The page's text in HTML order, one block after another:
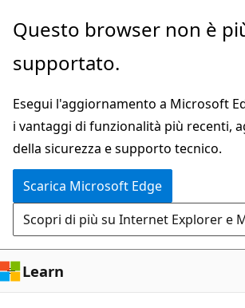
Ignora
passa
contenuto
principale
Questo browser non è
supportato.
Esegui l'aggiornamento a Microsoft
i vantaggi di funzionalità più recenti,
della sicurezza e supporto tecnico.
Scarica Microsoft Edge
Scopri di più su Internet Explorer e
Learn